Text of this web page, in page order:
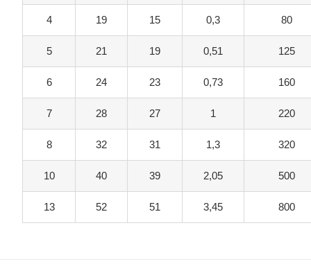
4 19 15 0,3 80
5 21 19 0,51 125
6 24 23 0,73 160
7 28 27 1 220
8 32 31 1,3 320
10 40 39 2,05 500
13 52 51 3,45 800